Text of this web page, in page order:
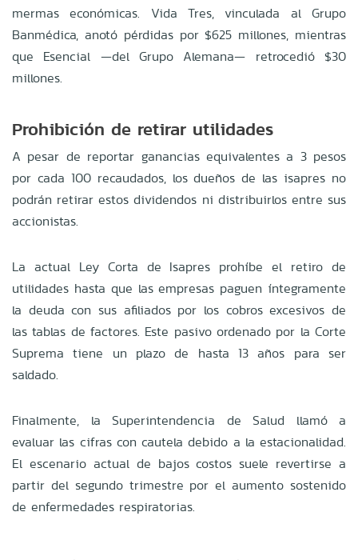
mermas económicas. Vida Tres, vinculada al Grupo
Banmédica, anotó pérdidas por $625 millones, mientras
que Esencial —del Grupo Alemana— retrocedió $30
millones.
Prohibición de retirar utilidades
A pesar de reportar ganancias equivalentes a 3 pesos
por cada 100 recaudados, los dueños de las isapres no
podrán retirar estos dividendos ni distribuirlos entre sus
accionistas.
La actual Ley Corta de Isapres prohíbe el retiro de
utilidades hasta que las empresas paguen íntegramente
la deuda con sus afiliados por los cobros excesivos de
las tablas de factores. Este pasivo ordenado por la Corte
Suprema tiene un plazo de hasta 13 años para ser
saldado.
Finalmente, la Superintendencia de Salud llamó a
evaluar las cifras con cautela debido a la estacionalidad.
El escenario actual de bajos costos suele revertirse a
partir del segundo trimestre por el aumento sostenido
de enfermedades respiratorias.